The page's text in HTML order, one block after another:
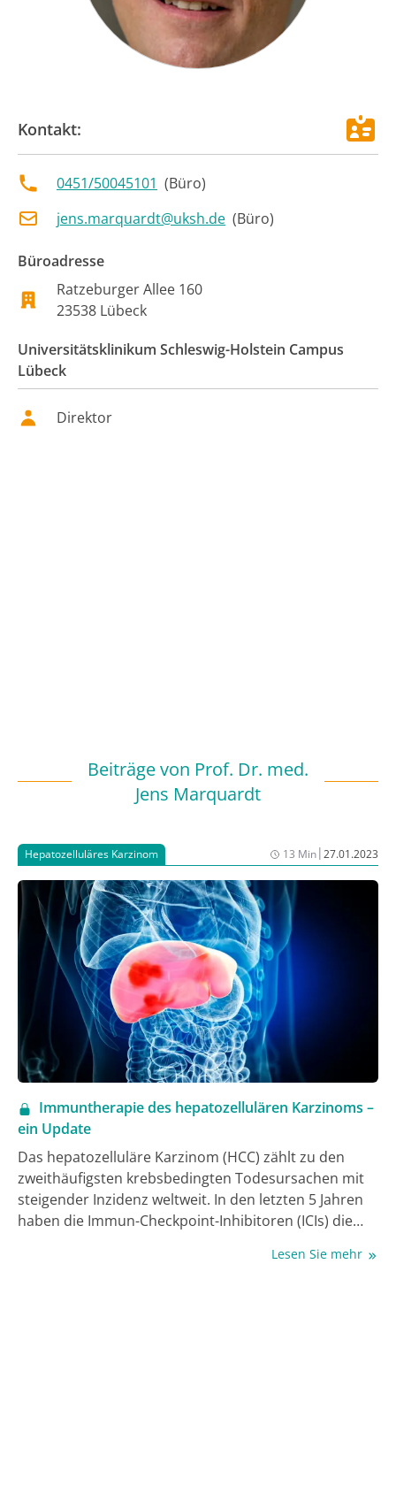
Kontakt:
0451/50045101 (Büro)
jens.marquardt@uksh.de (Büro)
Büroadresse
Ratzeburger Allee 160
23538 Lübeck
Universitätsklinikum Schleswig-Holstein Campus
Lübeck
Direktor
Beiträge von Prof. Dr. med.
Jens Marquardt
Hepatozelluläres Karzinom 13 Min|27.01.2023
Immuntherapie des hepatozellulären Karzinoms –
ein Update
Das hepatozelluläre Karzinom (HCC) zählt zu den
zweithäufigsten krebsbedingten Todesursachen mit
steigender Inzidenz weltweit. In den letzten 5 Jahren
haben die Immun-Checkpoint-Inhibitoren (ICIs) die
Landschaft der Systemtherapien deutlich erweitert.
Lesen Sie mehr